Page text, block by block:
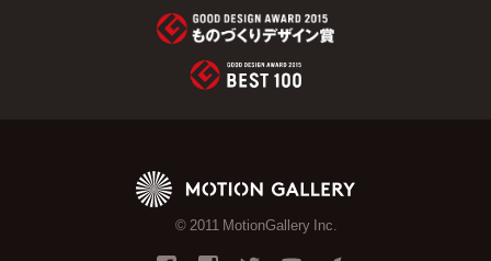
© 2011 MotionGallery Inc.